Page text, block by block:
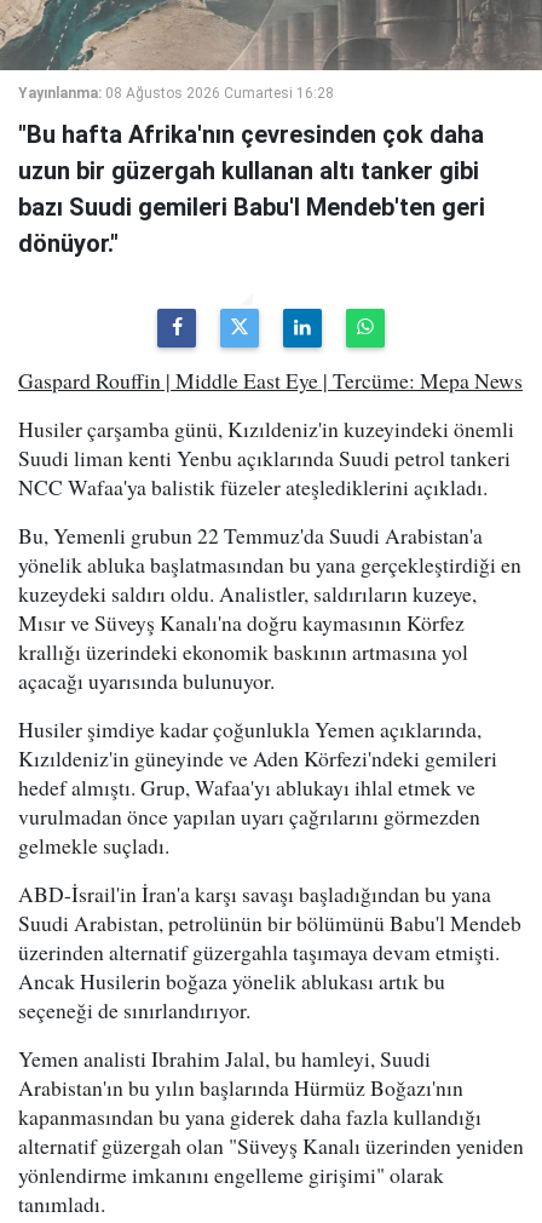
Yayınlanma: 08 Ağustos 2026 Cumartesi 16:28
"Bu hafta Afrika'nın çevresinden çok daha
uzun bir güzergah kullanan altı tanker gibi
bazı Suudi gemileri Babu'l Mendeb'ten geri
dönüyor."
Gaspard Rouffin | Middle East Eye | Tercüme: Mepa News
Husiler çarşamba günü, Kızıldeniz'in kuzeyindeki önemli
Suudi liman kenti Yenbu açıklarında Suudi petrol tankeri
NCC Wafaa'ya balistik füzeler ateşlediklerini açıkladı.
Bu, Yemenli grubun 22 Temmuz'da Suudi Arabistan'a
yönelik abluka başlatmasından bu yana gerçekleştirdiği en
kuzeydeki saldırı oldu. Analistler, saldırıların kuzeye,
Mısır ve Süveyş Kanalı'na doğru kaymasının Körfez
krallığı üzerindeki ekonomik baskının artmasına yol
açacağı uyarısında bulunuyor.
Husiler şimdiye kadar çoğunlukla Yemen açıklarında,
Kızıldeniz'in güneyinde ve Aden Körfezi'ndeki gemileri
hedef almıştı. Grup, Wafaa'yı ablukayı ihlal etmek ve
vurulmadan önce yapılan uyarı çağrılarını görmezden
gelmekle suçladı.
ABD-İsrail'in İran'a karşı savaşı başladığından bu yana
Suudi Arabistan, petrolünün bir bölümünü Babu'l Mendeb
üzerinden alternatif güzergahla taşımaya devam etmişti.
Ancak Husilerin boğaza yönelik ablukası artık bu
seçeneği de sınırlandırıyor.
Yemen analisti Ibrahim Jalal, bu hamleyi, Suudi
Arabistan'ın bu yılın başlarında Hürmüz Boğazı'nın
kapanmasından bu yana giderek daha fazla kullandığı
alternatif güzergah olan "Süveyş Kanalı üzerinden yeniden
yönlendirme imkanını engelleme girişimi" olarak
tanımladı.